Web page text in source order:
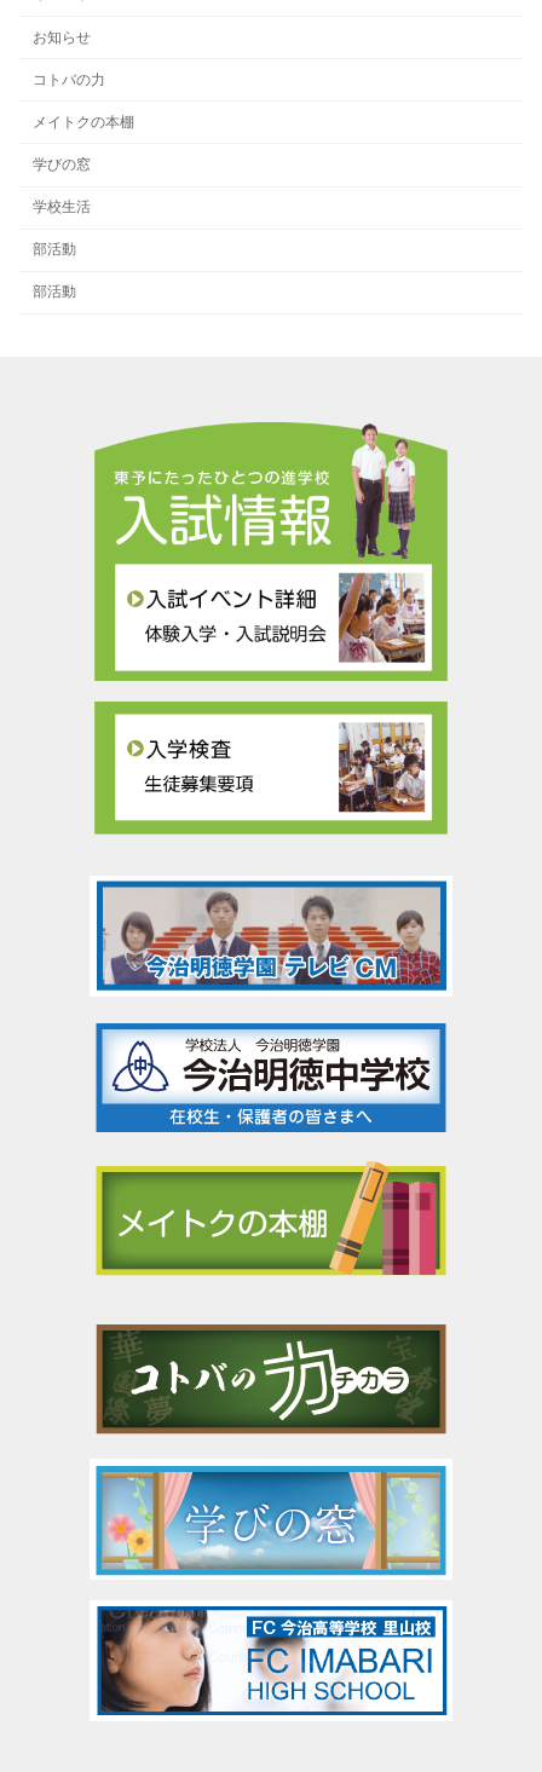
お知らせ
コトバの力
メイトクの本棚
学びの窓
学校生活
部活動
部活動